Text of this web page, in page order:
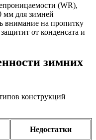
(WR),
мм для зимней
внимание на пропитку
от конденсата и
зимних
конструкций
Недостатки